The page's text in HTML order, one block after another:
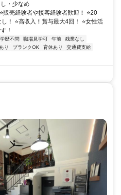
・少なめ
販売経験者や接客経験者歓迎！ ⭐20
！ ⭐高収入！賞与最大4回！ ⭐女性活
です！ ………………………… ...
学歴不問 職場見学可 午前
残業なし
り ブランクOK 育休あり
交通費支給